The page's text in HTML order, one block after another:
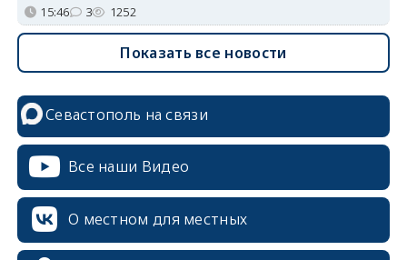
15:46 3 1252
Показать все новости
Севастополь на связи
Все наши Видео
О местном для местных